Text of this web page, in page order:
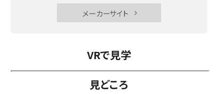
メーカーサイト
VRで見学
見どころ